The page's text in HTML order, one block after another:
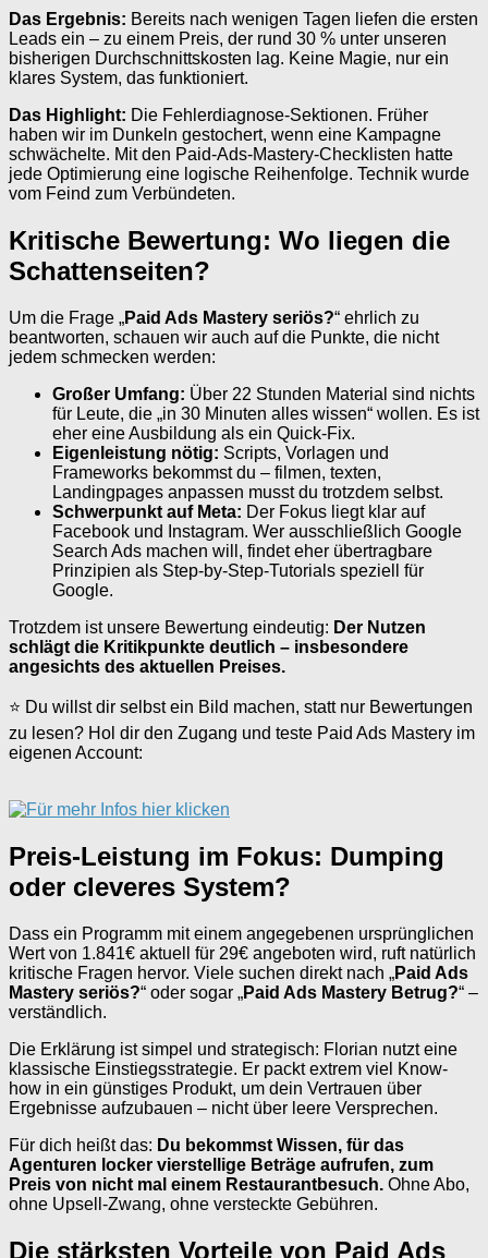
Das Ergebnis: Bereits nach wenigen Tagen liefen die ersten
Leads ein – zu einem Preis, der rund 30 % unter unseren
bisherigen Durchschnittskosten lag. Keine Magie, nur ein
klares System, das funktioniert.
Das Highlight: Die Fehlerdiagnose-Sektionen. Früher
haben wir im Dunkeln gestochert, wenn eine Kampagne
schwächelte. Mit den Paid-Ads-Mastery-Checklisten hatte
jede Optimierung eine logische Reihenfolge. Technik wurde
vom Feind zum Verbündeten.
Kritische Bewertung: Wo liegen die
Schattenseiten?
Um die Frage „Paid Ads Mastery seriös?“ ehrlich zu
beantworten, schauen wir auch auf die Punkte, die nicht
jedem schmecken werden:
Großer Umfang: Über 22 Stunden Material sind nichts
für Leute, die „in 30 Minuten alles wissen“ wollen. Es ist
eher eine Ausbildung als ein Quick-Fix.
Eigenleistung nötig: Scripts, Vorlagen und
Frameworks bekommst du – filmen, texten,
Landingpages anpassen musst du trotzdem selbst.
Schwerpunkt auf Meta: Der Fokus liegt klar auf
Facebook und Instagram. Wer ausschließlich Google
Search Ads machen will, findet eher übertragbare
Prinzipien als Step-by-Step-Tutorials speziell für
Google.
Trotzdem ist unsere Bewertung eindeutig: Der Nutzen
schlägt die Kritikpunkte deutlich – insbesondere
angesichts des aktuellen Preises.
⭐ Du willst dir selbst ein Bild machen, statt nur Bewertungen
zu lesen? Hol dir den Zugang und teste Paid Ads Mastery im
eigenen Account:
Preis-Leistung im Fokus: Dumping
oder cleveres System?
Dass ein Programm mit einem angegebenen ursprünglichen
Wert von 1.841€ aktuell für 29€ angeboten wird, ruft natürlich
kritische Fragen hervor. Viele suchen direkt nach „Paid Ads
Mastery seriös?“ oder sogar „Paid Ads Mastery Betrug?“ –
verständlich.
Die Erklärung ist simpel und strategisch: Florian nutzt eine
klassische Einstiegsstrategie. Er packt extrem viel Know-
how in ein günstiges Produkt, um dein Vertrauen über
Ergebnisse aufzubauen – nicht über leere Versprechen.
Für dich heißt das: Du bekommst Wissen, für das
Agenturen locker vierstellige Beträge aufrufen, zum
Preis von nicht mal einem Restaurantbesuch. Ohne Abo,
ohne Upsell-Zwang, ohne versteckte Gebühren.
Die stärksten Vorteile von Paid Ads